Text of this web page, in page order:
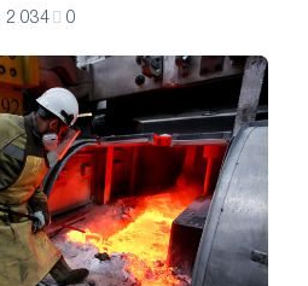
2 034 0